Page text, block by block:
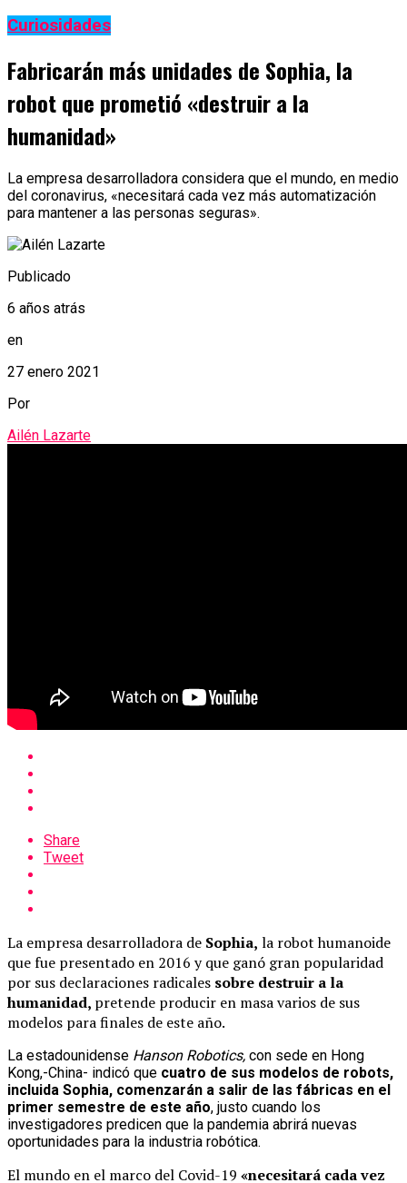
Curiosidades
Fabricarán más unidades de Sophia, la
robot que prometió «destruir a la
humanidad»
La empresa desarrolladora considera que el mundo, en medio
del coronavirus, «necesitará cada vez más automatización
para mantener a las personas seguras».
Publicado
6 años atrás
en
27 enero 2021
Por
Ailén Lazarte
Share
Tweet
La empresa desarrolladora de Sophia, la robot humanoide
que fue presentado en 2016 y que ganó gran popularidad
por sus declaraciones radicales sobre destruir a la
humanidad, pretende producir en masa varios de sus
modelos para finales de este año.
La estadounidense Hanson Robotics, con sede en Hong
Kong,-China- indicó que cuatro de sus modelos de robots,
incluida Sophia, comenzarán a salir de las fábricas en el
primer semestre de este año, justo cuando los
investigadores predicen que la pandemia abrirá nuevas
oportunidades para la industria robótica.
El mundo en el marco del Covid-19 «necesitará cada vez